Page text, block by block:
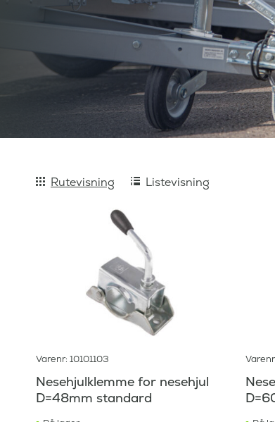
Rutevisning Listevisning
Varenr: 10101103
Nesehjulklemme for nesehjul
D=48mm standard